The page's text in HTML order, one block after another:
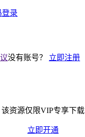
登录
没有账号？ 立即注册
该资源仅限VIP专享下载
立即开通